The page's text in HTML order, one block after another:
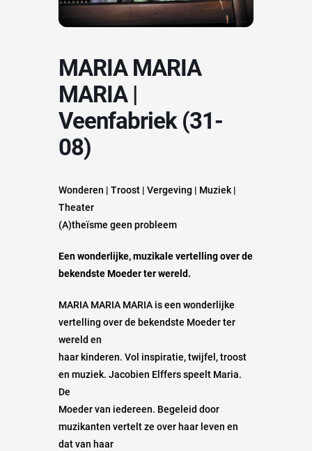
MARIA MARIA
MARIA |
Veenfabriek (31-
08)
Wonderen | Troost | Vergeving | Muziek |
Theater
(A)theïsme geen probleem
Een wonderlijke, muzikale vertelling over de
bekendste Moeder ter wereld.
MARIA MARIA MARIA is een wonderlijke
vertelling over de bekendste Moeder ter
wereld en
haar kinderen. Vol inspiratie, twijfel, troost
en muziek. Jacobien Elffers speelt Maria.
De
Moeder van iedereen. Begeleid door
muzikanten vertelt ze over haar leven en
dat van haar